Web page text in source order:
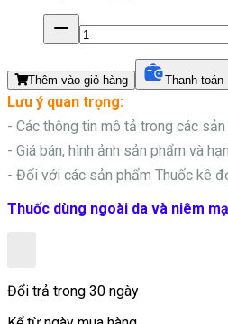
Thêm vào giỏ hàng Thanh toán
Lưu ý quan trọng:
- Các thông tin mô tả trong các
- Giá bán, hình ảnh sản phẩm và
- Đối với các sản phẩm Thuốc kê
Thuốc dùng ngoài da và niêm
Đổi trả trong 30 ngày